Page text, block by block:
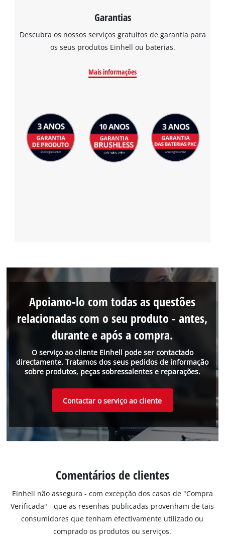
Garantias
Descubra os nossos serviços gratuitos de garantia para
os seus produtos Einhell ou baterias.
Mais informações
O serviço ao cliente Einhell pode ser contactado
directamente. Tratamos dos seus pedidos de informação
sobre produtos, peças sobressalentes e reparações.
Apoiamo-lo com todas as questões
relacionadas com o seu produto - antes,
durante e após a compra.
Contactar o serviço ao cliente
Comentários de clientes
Einhell não assegura - com excepção dos casos de "Compra
Verificada" - que as resenhas publicadas provenham de tais
consumidores que tenham efectivamente utilizado ou
comprado os produtos ou serviços.